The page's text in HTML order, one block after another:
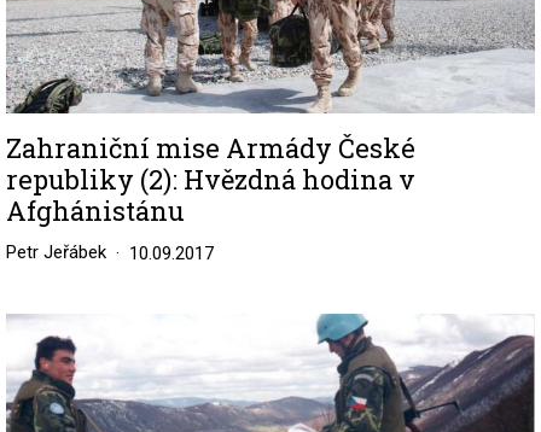
Zahraniční mise Armády České
republiky (2): Hvězdná hodina v
Afghánistánu
Petr Jeřábek 10.09.2017
Image